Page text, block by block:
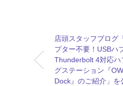
店頭スタッフブログ
プター不要！USBハ
Thunderbolt 4対応ハ
グステーション『
Dock』のご紹介」を